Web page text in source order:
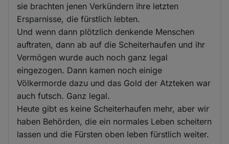
sie brachten jenen Verkündern ihre letzten
Ersparnisse, die fürstlich lebten.
Und wenn dann plötzlich denkende Menschen
auftraten, dann ab auf die Scheiterhaufen und ihr
Vermögen wurde auch noch ganz legal
eingezogen. Dann kamen noch einige
Völkermorde dazu und das Gold der Atzteken war
auch futsch. Ganz legal.
Heute gibt es keine Scheiterhaufen mehr, aber wir
haben Behörden, die ein normales Leben scheitern
lassen und die Fürsten oben leben fürstlich weiter.